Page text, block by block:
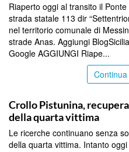
Riaperto oggi al transito il
strada statale 113 dir
nel territorio comunale di
strade Anas. Aggiungi
Google AGGIUNGI Riape...
Crollo Pistunina,
della quarta vittima
Le ricerche continuano senza
della quarta vittima. Intanto